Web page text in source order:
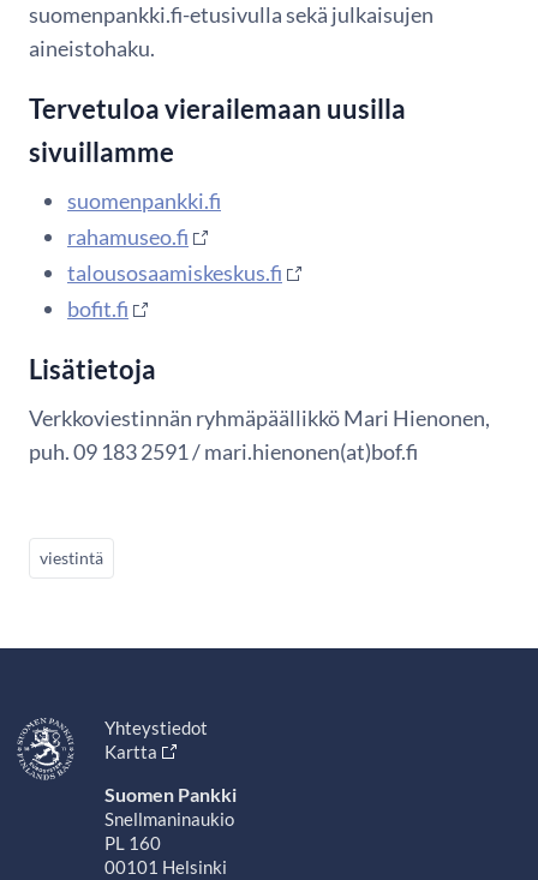
suomenpankki.fi-etusivulla sekä julkaisujen
aineistohaku.
Tervetuloa vierailemaan uusilla
sivuillamme
suomenpankki.fi
rahamuseo.fi
talousosaamiskeskus.fi
bofit.fi
Lisätietoja
Verkkoviestinnän ryhmäpäällikkö Mari Hienonen,
puh. 09 183 2591 / mari.hienonen(at)bof.fi
viestintä
Yhteystiedot
Kartta
Suomen Pankki
Snellmaninaukio
PL 160
00101 Helsinki